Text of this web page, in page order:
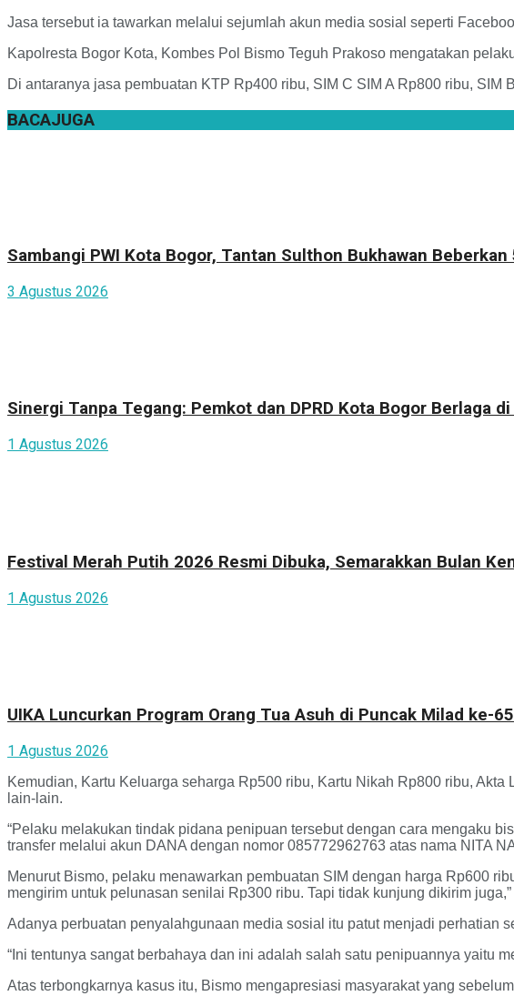
Jasa tersebut ia tawarkan melalui sejumlah akun media sosial seperti
Kapolresta Bogor Kota, Kombes Pol Bismo Teguh Prakoso mengatakan
Di antaranya jasa pembuatan KTP Rp400 ribu, SIM C SIM A Rp800 ribu,
BACAJUGA
Sambangi PWI Kota Bogor, Tantan Sulthon Bukhawan Beberkan
3 Agustus 2026
Sinergi Tanpa Tegang: Pemkot dan DPRD Kota Bogor Berlaga
1 Agustus 2026
Festival Merah Putih 2026 Resmi Dibuka, Semarakkan Bulan
1 Agustus 2026
UIKA Luncurkan Program Orang Tua Asuh di Puncak Milad ke-65
1 Agustus 2026
Kemudian, Kartu Keluarga seharga Rp500 ribu, Kartu Nikah Rp800 ribu,
lain-lain.
“Pelaku melakukan tindak pidana penipuan tersebut dengan cara mengaku
transfer melalui akun DANA dengan nomor 085772962763 atas nama NITA
Menurut Bismo, pelaku menawarkan pembuatan SIM dengan harga Rp600
mengirim untuk pelunasan senilai Rp300 ribu. Tapi tidak kunjung dikirim juga,”
Adanya perbuatan penyalahgunaan media sosial itu patut menjadi perhatian
“Ini tentunya sangat berbahaya dan ini adalah salah satu penipuannya yaitu
Atas terbongkarnya kasus itu, Bismo mengapresiasi masyarakat yang